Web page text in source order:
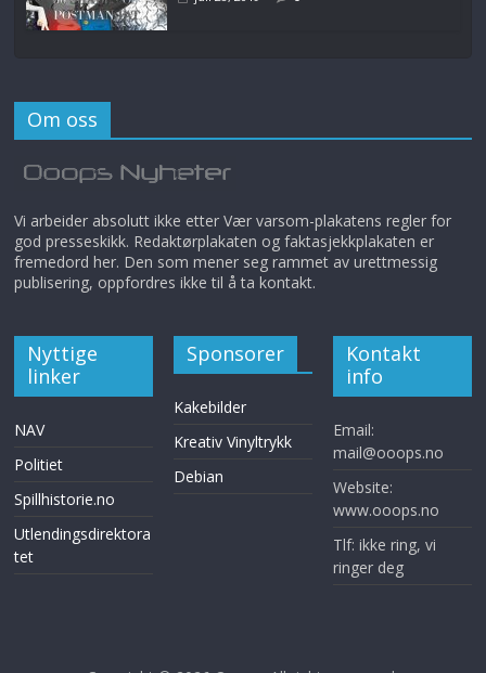
Om oss
Vi arbeider absolutt ikke etter Vær varsom-plakatens regler for
god presseskikk. Redaktørplakaten og faktasjekkplakaten er
fremedord her. Den som mener seg rammet av urettmessig
publisering, oppfordres ikke til å ta kontakt.
Nyttige
linker
NAV
Politiet
Spillhistorie.no
Utlendingsdirektora
tet
Sponsorer
Kakebilder
Kreativ Vinyltrykk
Debian
Kontakt
info
Email:
mail@ooops.no
Website:
www.ooops.no
Tlf: ikke ring, vi
ringer deg